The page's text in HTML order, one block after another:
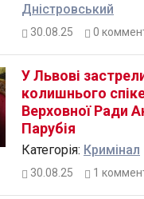
Дністровський
30.08.25 0
У Львові
колишнього
Верховної Ради
Парубія
Категорiя: Кримінал
30.08.25 1